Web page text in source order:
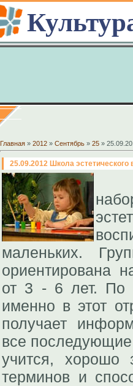
Главная » 2012 » Сентябрь » 25 »
25.09.2012 Школа
маленьких.
ориентирована
от 3 - 6 лет. По
именно в этот
получает
все последующие
учится, хорошо
терминов и